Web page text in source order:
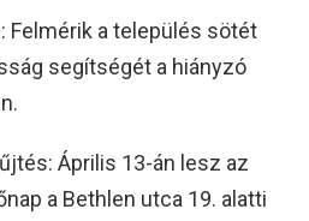
a település sötét
segítségét a hiányzó
Április 13-án lesz az
a Bethlen utca 19. alatti